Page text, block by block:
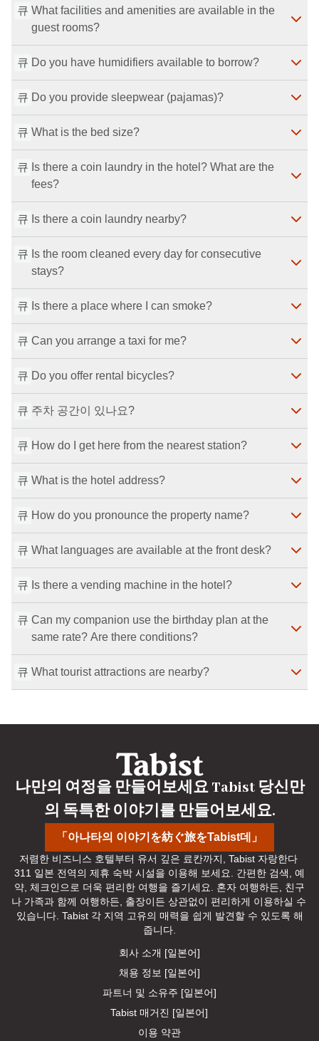
Yes. The accommodation tax is not included in the
room rate and must be paid directly at the property.
Accommodation tax, bathing tax, city tax, and service
charges are collected separately on site.
최종 수정일：2026-07-29
큐 What facilities and amenities are available in the
guest rooms?
All rooms include free Wi-Fi, a TV, hair dryer, electric
kettle, refrigerator, washlet toilet, and individual air
conditioning. Amenities include a toothbrush set,
towels and bath towels, shampoo/conditioner/body
soap, a bath set, and a brush.
최종 수정일：2026-07-29
큐 Do you have humidifiers available to borrow?
Yes, humidifiers are available for loan.
최종 수정일：2026-07-29
큐 Do you provide sleepwear (pajamas)?
Yes. Sleepwear is available for a fee in front of the
elevator.
최종 수정일：2026-07-29
큐 What is the bed size?
The single bed is 190 cm long and 90 cm wide.
최종 수정일
큐 Is there a coin laundry in the hotel? What are the
fees?
Yes, there is one coin laundry washing machine in the
hotel. Washing is 300 yen per load, and the dryer is
100 yen per 30 minutes. Unscented detergent is
automatically dispensed.
최종 수정일：2026-07-29
큐 Is there a coin laundry nearby?
Yes, there is an external coin laundry within a 5-
minute walk from the hotel.
최종 수정일：2026-07-29
큐 Is the room cleaned every day for consecutive
stays?
We’re sorry, but we do not provide daily cleaning
during your stay. Rooms are cleaned once every three
days.
최종 수정일：2026-07-29
큐 Is there a place where I can smoke?
Yes. Please use the smoking areas on the 2nd and
3rd floors. If you smoke in the room or on the balcony,
we will charge deodorizing/cleaning fees and the full
room rate for the period the room cannot be sold.
최종 수정일 ： 2026-07-29
큐 Can you arrange a taxi for me?
We’re sorry, but we do not arrange taxis.
최종 수정일：2026-07-29
큐 Do you offer rental bicycles?
We’re sorry, but we do not offer bicycle rentals.
최종 수정일：2026-07-29
큐 주차 공간이 있나요?
We’re sorry, but we do not have parking.
최종 수정일：2026-07-29
큐 How do I get here from the nearest station?
The nearest station is Nijo Station, a 2-minute walk
away.
최종 수정일：2026-07-29
큐 What is the hotel address?
125 Nishinokyo Ogura-cho, Nakagyo-ku, Kyoto-shi,
Kyoto 604-8414, Japan.
최종 수정일：2026-07-29
큐 How do you pronounce the property name?
The property name is pronounced “Kyogura Kyoto
Nijo.”
최종 수정일：2026-07-29
큐 What languages are available at the front desk?
Front desk service is available in Japanese.
최종 수정일：2026-07-29
큐 Is there a vending machine in the hotel?
Yes, there is a vending machine in the hotel.
최종 수정일：2026-07-29
큐 Can my companion use the birthday plan at the
same rate? Are there conditions?
Yes. If you show an ID that confirms it is your birthday
on the day, your companion can also stay at the
applies. This also applies if your birthday is on the
2026-07-29
큐 What tourist attractions are nearby?
Takenobu Inari Shrine.
「아나타의 이야기を紡ぐ旅をTabist데」
나만의 여정을 만들어보세요 Tabist 당신만
의 독특한 이야기를 만들어보세요.
저렴한 비즈니스 호텔부터 유서 깊은 료칸까지, Tabist 자랑한다
311 일본 전역의 제휴 숙박 시설을 이용해 보세요. 간편한 검색, 예
약, 체크인으로 더욱 편리한 여행을 즐기세요. 혼자 여행하든, 친구
나 가족과 함께 여행하든, 출장이든 상관없이 편리하게 이용하실 수
있습니다. Tabist 각 지역 고유의 매력을 쉽게 발견할 수 있도록 해
줍니다.
회사 소개 [일본어]
채용 정보 [일본어]
파트너 및 소유주 [일본어]
Tabist 매거진 [일본어]
이용 약관